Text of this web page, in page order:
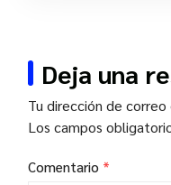
Deja una
Tu dirección de
Los campos
Comentario *